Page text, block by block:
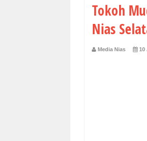
Tokoh
Nias
Media Nias 10